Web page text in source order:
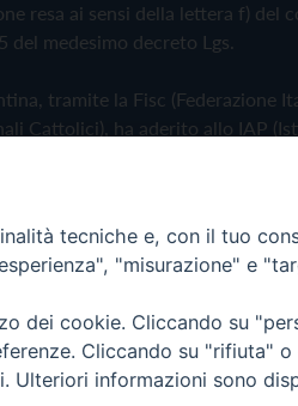
resa ai sensi della lettera f) del
del medesimo decreto Lgs.
tramite la Fisc (Federazione
Cattolici), ha aderito allo IAP
Policy Cookie Policy
tecniche e, con il tuo
"misurazione" e
dei cookie. Cliccando su
Cliccando su "rifiuta"
Ulteriori informazioni sono